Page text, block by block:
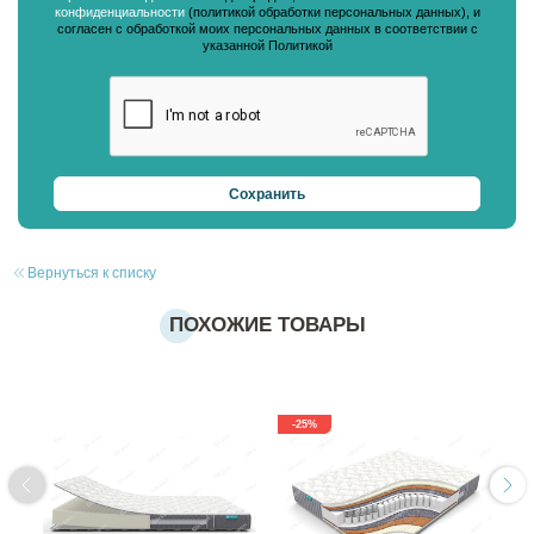
конфиденциальности(политикой обработки персональных данных), и
согласен с обработкой моих персональных данных в соответствии с
указанной Политикой
Вернуться к списку
ПОХОЖИЕ ТОВАРЫ
-25%